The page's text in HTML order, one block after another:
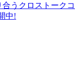
うクロストーク
中!